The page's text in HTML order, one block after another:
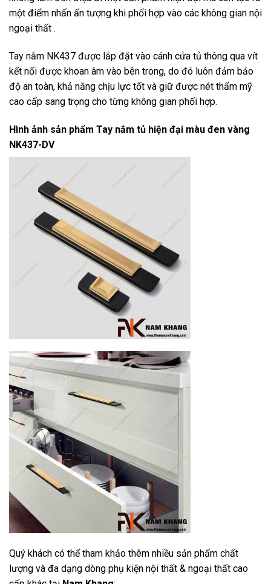
một điểm nhấn ấn tượng khi phối hợp vào các không gian nội
ngoại thất .
Tay nắm NK437 được lắp đặt vào cánh cửa tủ thông qua vít
kết nối được khoan âm vào bên trong, do đó luôn đảm bảo
độ an toàn, khả năng chịu lực tốt và giữ được nét thẩm mỹ
cao cấp sang trọng cho từng không gian phối hợp.
Hình ảnh sản phẩm Tay nắm tủ hiện đại màu đen vàng
NK437-DV
Quý khách có thể tham khảo thêm nhiều sản phẩm chất
lượng và đa dạng dòng phụ kiện nội thất & ngoại thất cao